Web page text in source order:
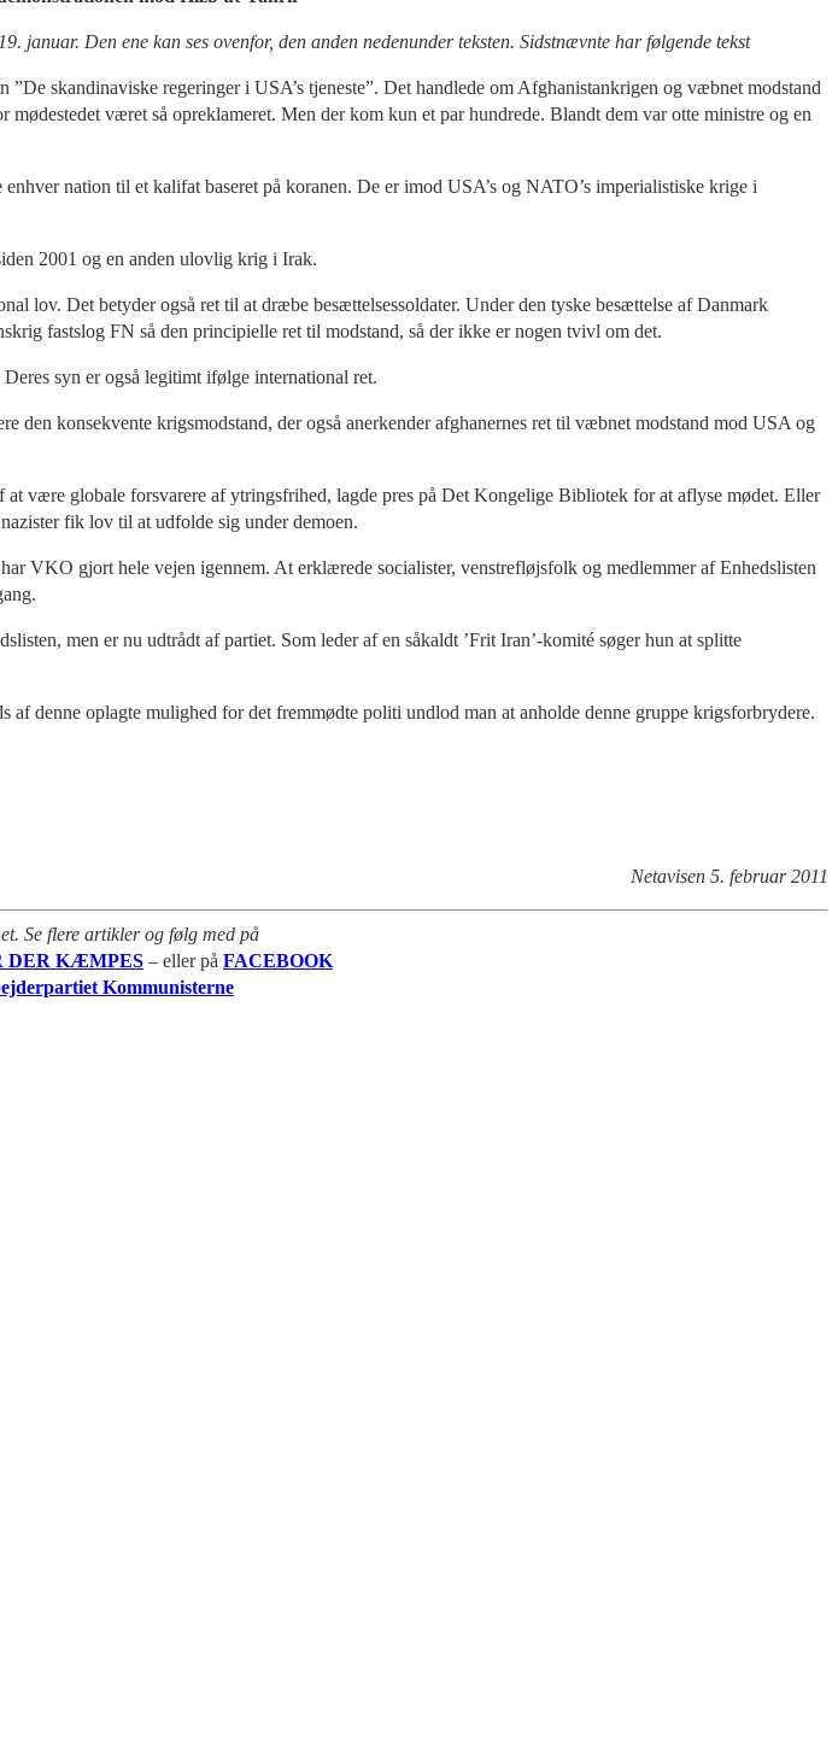
Den ene kan ses ovenfor, den anden nedenunder teksten. Sidstnævnte har følgende tekst
skandinaviske regeringer i USA’s tjeneste”. Det handlede om Afghanistankrigen og væbnet modstand
været så opreklameret. Men der kom kun et par hundrede. Blandt dem var otte ministre og en
nation til et kalifat baseret på koranen. De er imod USA’s og NATO’s imperialistiske krige i
2001 og en anden ulovlig krig i Irak.
lov. Det betyder også ret til at dræbe besættelsessoldater. Under den tyske besættelse af Danmark
fastslog FN så den principielle ret til modstand, så der ikke er nogen tvivl om det.
syn er også legitimt ifølge international ret.
konsekvente krigsmodstand, der også anerkender afghanernes ret til væbnet modstand mod USA og
være globale forsvarere af ytringsfrihed, lagde pres på Det Kongelige Bibliotek for at aflyse mødet. Eller
fik lov til at udfolde sig under demoen.
VKO gjort hele vejen igennem. At erklærede socialister, venstrefløjsfolk og medlemmer af Enhedslisten
men er nu udtrådt af partiet. Som leder af en såkaldt ’Frit Iran’-komité søger hun at splitte
denne oplagte mulighed for det fremmødte politi undlod man at anholde denne gruppe krigsforbrydere.
Netavisen 5. februar 2011
Se flere artikler og følg med på
DER KÆMPES – eller på FACEBOOK
Kommunisterne